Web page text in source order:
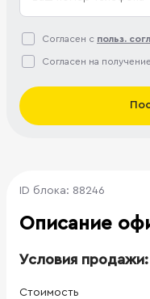
Согласен с польз.
Согласен на получение
ID блока: 88246
Описание
Условия продажи:
Стоимость